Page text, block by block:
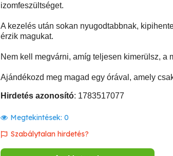
izomfeszültséget.
A kezelés után sokan nyugodtabbnak,
érzik magukat.
Nem kell megvárni, amíg teljesen kimerülsz, a
Ajándékozd meg magad egy órával, amely
Hirdetés azonosító: 1783517077
Megtekintések: 0
Szabálytalan hirdetés?